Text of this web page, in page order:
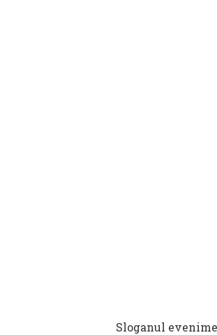
Sloganul evenimentului Flowtilla este “Just go with the flow” si exact asta vom face: ne vom purta lasati de valuri si de